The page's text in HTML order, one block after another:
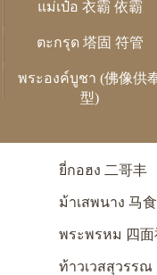
แม่เป๋อ 衣霸 依霸
ตะกรุด 塔固 符管
พระองค์บูชา (佛像供
型)
ยี่กอฮง 二哥丰
ม้าเสพนาง 马
พระพรหม 四面
ท้าวเวสสุวรรณ